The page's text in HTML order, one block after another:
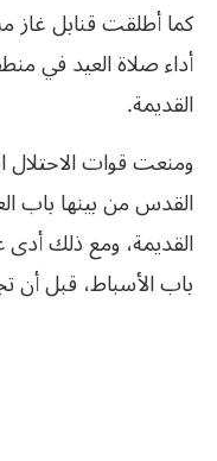
كما أطلقت قنابل غاز
أداء صلاة العيد في
القديمة.
ومنعت قوات الاحتلال
القدس من بينها باب
القديمة، ومع ذلك
باب الأسباط، قبل أن